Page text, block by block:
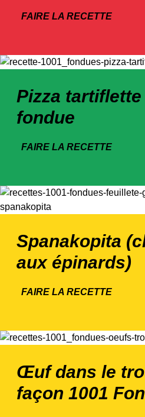
FAIRE LA RECETTE
Pizza
fondue
FAIRE LA RECETTE
Spanakopita
aux épinards)
FAIRE LA RECETTE
Œuf dans le
façon 1001